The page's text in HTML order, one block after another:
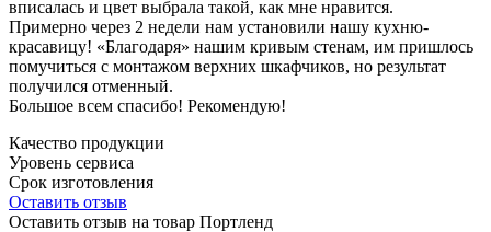
вписалась и цвет выбрала такой, как мне нравится.
Примерно через 2 недели нам установили нашу кухню-
красавицу! «Благодаря» нашим кривым стенам, им пришлось
помучиться с монтажом верхних шкафчиков, но результат
получился отменный.
Большое всем спасибо! Рекомендую!
Качество продукции
Уровень сервиса
Срок изготовления
Оставить отзыв
Оставить отзыв на товар Портленд